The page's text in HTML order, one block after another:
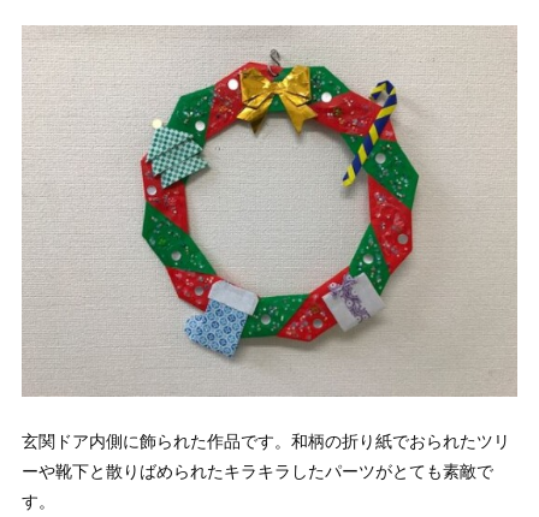
玄関ドア内側に飾られた作品です。和柄の折り紙でおられたツリ
ーや靴下と散りばめられたキラキラしたパーツがとても素敵で
す。